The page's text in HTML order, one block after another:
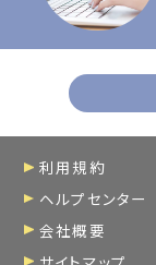
利用規約
ヘルプセンター
会社概要